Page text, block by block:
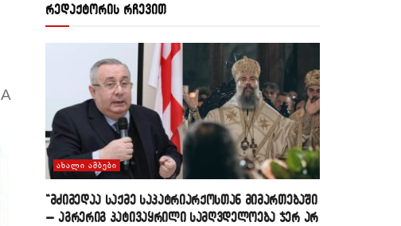
A
რედაქტორის რჩევით
ᲐᲮᲐᲚᲘ ᲐᲛᲑᲔᲑᲘ
“მძიმედაა საქმე საპატრიარქოსთან მიმართებაში
– აგრერიგ პატივაყრილი სამღვდელოება ჯერ არ